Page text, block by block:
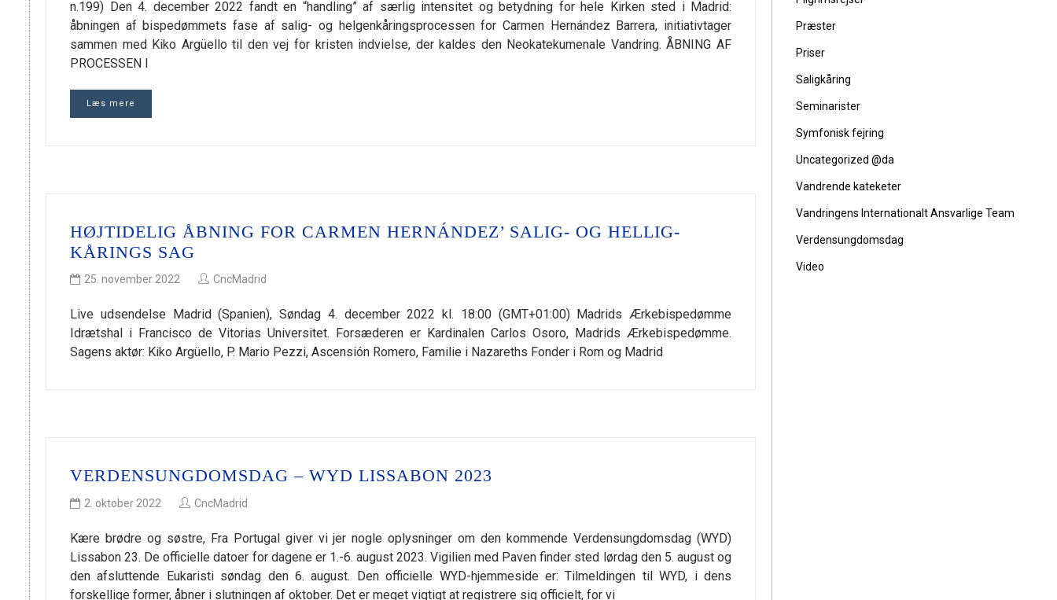
n.199) Den 4. december 2022 fandt en “handling” af særlig intensitet og betydning for hele Kirken sted i Madrid:
åbningen af bispedømmets fase af salig- og helgenkåringsprocessen for Carmen Hernández Barrera, initiativtager
sammen med Kiko Argüello til den vej for kristen indvielse, der kaldes den Neokatekumenale Vandring. ÅBNING AF
PROCESSEN I
Læs mere
HØJTIDELIG ÅBNING FOR CARMEN HERNÁNDEZ’ SALIG- OG HELLIG-
KÅRINGS SAG
25. november 2022 CncMadrid
Live udsendelse Madrid (Spanien), Søndag 4. december 2022 kl. 18:00 (GMT+01:00) Madrids Ærkebispedømme
Idrætshal i Francisco de Vitorias Universitet. Forsæderen er Kardinalen Carlos Osoro, Madrids Ærkebispedømme.
Sagens aktør: Kiko Argüello, P. Mario Pezzi, Ascensión Romero, Familie i Nazareths Fonder i Rom og Madrid
VERDENSUNGDOMSDAG – WYD LISSABON 2023
2. oktober 2022 CncMadrid
Kære brødre og søstre, Fra Portugal giver vi jer nogle oplysninger om den kommende Verdensungdomsdag (WYD)
Lissabon 23. De officielle datoer for dagene er 1.-6. august 2023. Vigilien med Paven finder sted lørdag den 5. august og
den afsluttende Eukaristi søndag den 6. august. Den officielle WYD-hjemmeside er: Tilmeldingen til WYD, i dens
forskellige former, åbner i slutningen af oktober. Det er meget vigtigt at registrere sig officielt, for vi
Præster
Priser
Saligkåring
Seminarister
Symfonisk fejring
Uncategorized @da
Vandrende kateketer
Vandringens Internationalt Ansvarlige Team
Verdensungdomsdag
Video